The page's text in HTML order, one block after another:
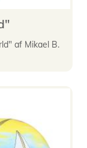
af Mikael B.